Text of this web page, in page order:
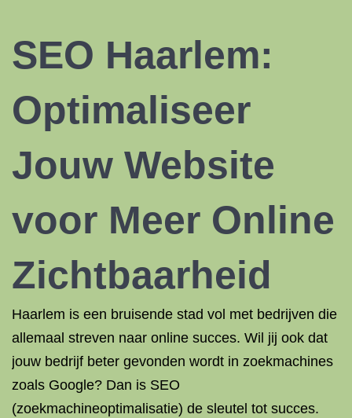
SEO Haarlem:
Optimaliseer
Jouw Website
voor Meer Online
Zichtbaarheid
Haarlem is een bruisende stad vol met bedrijven die
allemaal streven naar online succes. Wil jij ook dat
jouw bedrijf beter gevonden wordt in zoekmachines
zoals Google? Dan is SEO
(zoekmachineoptimalisatie) de sleutel tot succes.